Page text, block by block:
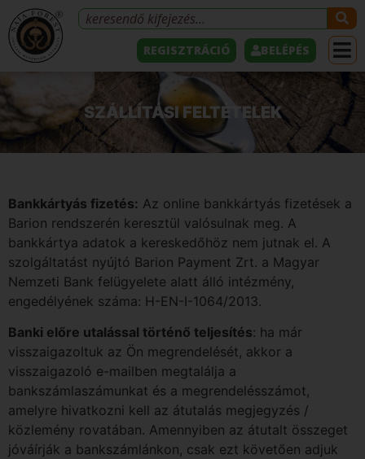
REGISZTRÁCIÓ BELÉPÉS
SZÁLLÍTÁSI FELTÉTELEK
Bankkártyás fizetés: Az online bankkártyás fizetések a
Barion rendszerén keresztül valósulnak meg. A
bankkártya adatok a kereskedőhöz nem jutnak el. A
szolgáltatást nyújtó Barion Payment Zrt. a Magyar
Nemzeti Bank felügyelete alatt álló intézmény,
engedélyének száma: H-EN-I-1064/2013.
Banki előre utalással történő teljesítés: ha már
visszaigazoltuk az Ön megrendelését, akkor a
visszaigazoló e-mailben megtalálja a
bankszámlaszámunkat és a megrendelésszámot,
amelyre hivatkozni kell az átutalás megjegyzés /
közlemény rovatában. Amennyiben az átutalt összeget
jóváírják a bankszámlánkon, csak ezt követően adjuk